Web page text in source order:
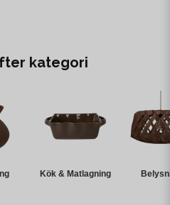
kategori
Kök & Matlagning